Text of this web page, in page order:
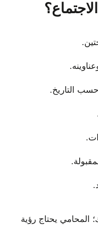
حسب التاريخ.
المحامي يحتاج رؤية